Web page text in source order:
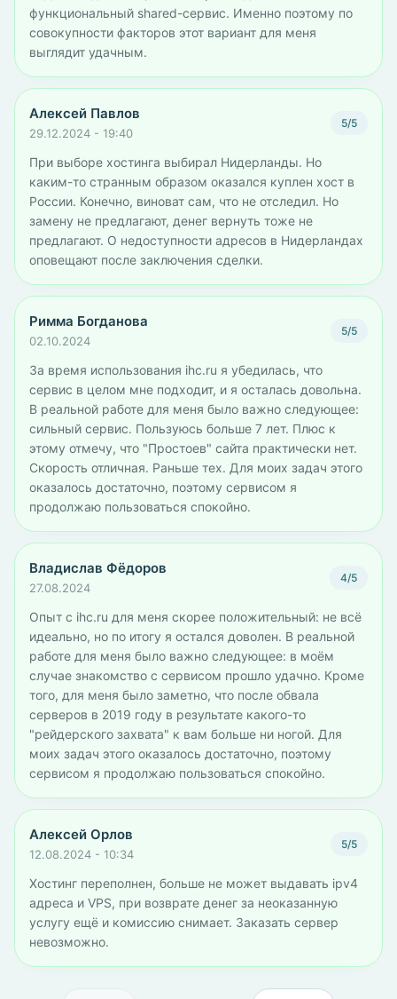
функциональный shared-сервис. Именно поэтому по
совокупности факторов этот вариант для меня
выглядит удачным.
Алексей Павлов
29.12.2024 - 19:40
5/5
При выборе хостинга выбирал Нидерланды. Но
каким-то странным образом оказался куплен хост в
России. Конечно, виноват сам, что не отследил. Но
замену не предлагают, денег вернуть тоже не
предлагают. О недоступности адресов в Нидерландах
оповещают после заключения сделки.
Римма Богданова
02.10.2024
5/5
За время использования ihc.ru я убедилась, что
сервис в целом мне подходит, и я осталась довольна.
В реальной работе для меня было важно следующее:
сильный сервис. Пользуюсь больше 7 лет. Плюс к
этому отмечу, что "Простоев" сайта практически нет.
Скорость отличная. Раньше тех. Для моих задач этого
оказалось достаточно, поэтому сервисом я
продолжаю пользоваться спокойно.
Владислав Фёдоров
27.08.2024
4/5
Опыт с ihc.ru для меня скорее положительный: не всё
идеально, но по итогу я остался доволен. В реальной
работе для меня было важно следующее: в моём
случае знакомство с сервисом прошло удачно. Кроме
того, для меня было заметно, что после обвала
серверов в 2019 году в результате какого-то
"рейдерского захвата" к вам больше ни ногой. Для
моих задач этого оказалось достаточно, поэтому
сервисом я продолжаю пользоваться спокойно.
Алексей Орлов
12.08.2024 - 10:34
5/5
Хостинг переполнен, больше не может выдавать ipv4
адреса и VPS, при возврате денег за неоказанную
услугу ещё и комиссию снимает. Заказать сервер
невозможно.